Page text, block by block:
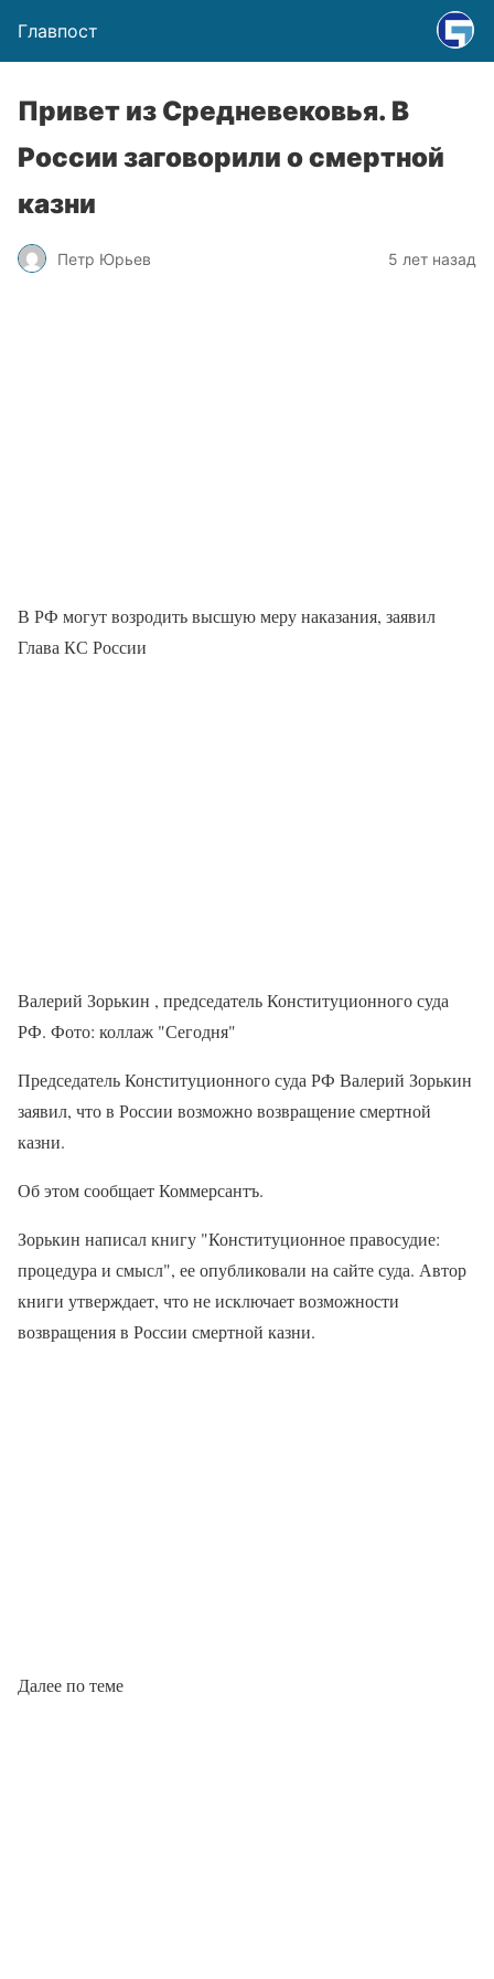
Главпост
Привет из Средневековья. В
России заговорили о смертной
казни
Петр Юрьев 5 лет назад
В РФ могут возродить высшую меру наказания, заявил
Глава КС России
Валерий Зорькин , председатель Конституционного суда
РФ. Фото: коллаж "Сегодня"
Председатель Конституционного суда РФ Валерий Зорькин
заявил, что в России возможно возвращение смертной
казни.
Об этом сообщает Коммерсантъ.
Зорькин написал книгу "Конституционное правосудие:
процедура и смысл", ее опубликовали на сайте суда. Автор
книги утверждает, что не исключает возможности
возвращения в России смертной казни.
Далее по теме